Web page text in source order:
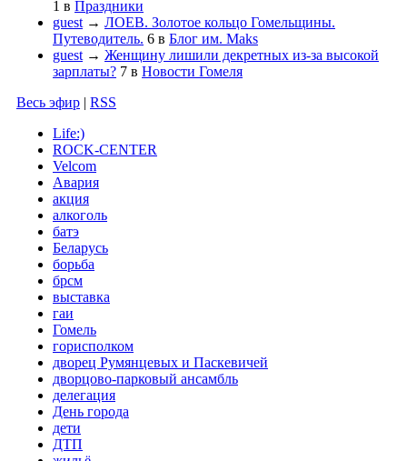
1 в Праздники
guest → ЛОЕВ. Золотое кольцо Гомельщины.
Путеводитель. 6 в Блог им. Maks
guest → Женщину лишили декретных из-за высокой
зарплаты? 7 в Новости Гомеля
Весь эфир | RSS
Life:)
ROCK-CENTER
Velcom
Авария
акция
алкоголь
батэ
Беларусь
борьба
брсм
выставка
гаи
Гомель
горисполком
дворец Румянцевых и Паскевичей
дворцово-парковый ансамбль
делегация
День города
дети
ДТП